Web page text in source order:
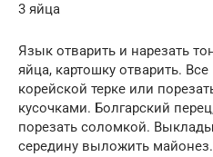
3 яйца
Язык отварить и нарезать
яйца, картошку отварить.
корейской терке или
кусочками. Болгарский
порезать соломкой.
середину выложить